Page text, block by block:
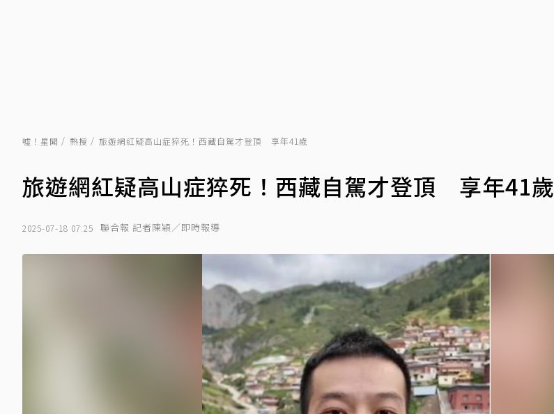
噓！星聞 熱搜 旅遊網紅疑高山症猝死！西藏自駕才登頂 享年41歲
旅遊網紅疑高山症猝死！西藏自駕才登頂 享年41歲
2025-07-18 07:25 聯合報 記者陳穎／即時報導